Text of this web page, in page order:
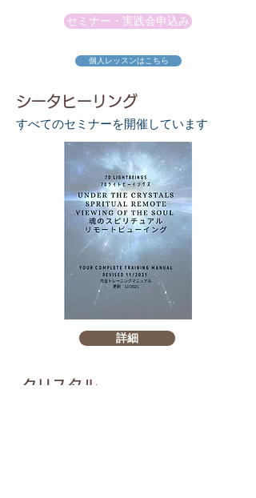
セミナー・実践会申込み
個人レッスンはこちら
シータヒーリング
すべてのセミナーを開催しています
詳細
クリスタル